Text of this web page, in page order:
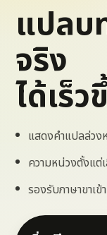
แปลบ
จริง
ได้เร็ว
แสดงคำแปลล่วง
ความหน่วงตั้งแต่
รองรับภาษาขาเข้